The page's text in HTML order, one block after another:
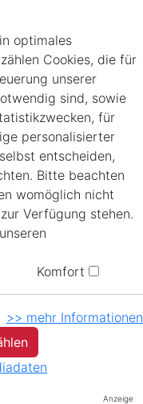
optimales
Cookies, die für
unserer
sind, sowie
für
personalisierter
entscheiden,
Bitte beachten
womöglich nicht
Verfügung stehen.
Komfort
>> mehr Informationen
Anzeige